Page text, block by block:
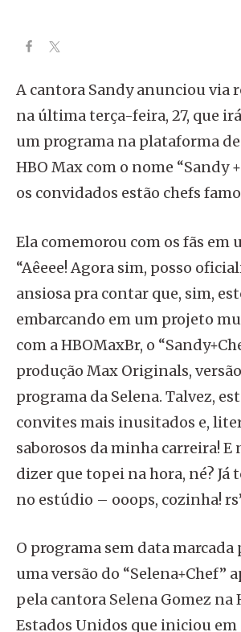
A cantora Sandy anunciou via
na última terça-feira, 27, que
um programa na plataforma
HBO Max com o nome “Sandy
os convidados estão chefs
Ela comemorou com os fãs em
“Aêeee! Agora sim, posso
ansiosa pra contar que, sim,
embarcando em um projeto
com a HBOMaxBr, o
produção Max Originals,
programa da Selena. Talvez,
convites mais inusitados e,
saborosos da minha carreira! E
dizer que topei na hora, né? Já
no estúdio – ooops, cozinha!
O programa sem data marcada
uma versão do “Selena+Chef”
pela cantora Selena Gomez na
Estados Unidos que iniciou em